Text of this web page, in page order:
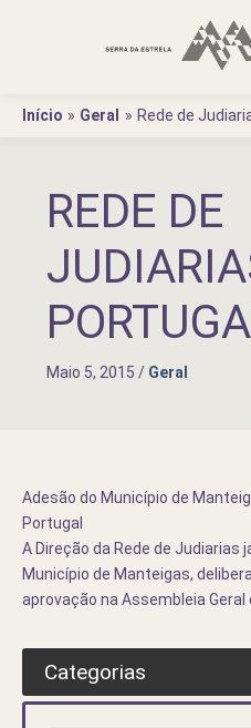
Início
Geral Rede de
REDE DE
Maio 5, 2015 / Geral
Adesão do Município de
Portugal
A Direção da Rede de Judiarias
Município de Manteigas,
aprovação na Assembleia Geral
Categorias